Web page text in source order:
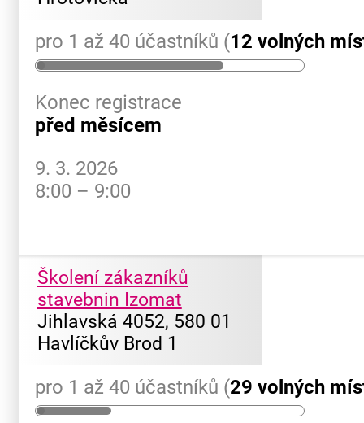
pro 1 až 40 účastníků (12 volných
Konec registrace
před měsícem
9. 3. 2026
8:00 – 9:00
Školení zákazníků
stavebnin Izomat
Jihlavská 4052, 580 01
Havlíčkův Brod 1
pro 1 až 40 účastníků (29 volných